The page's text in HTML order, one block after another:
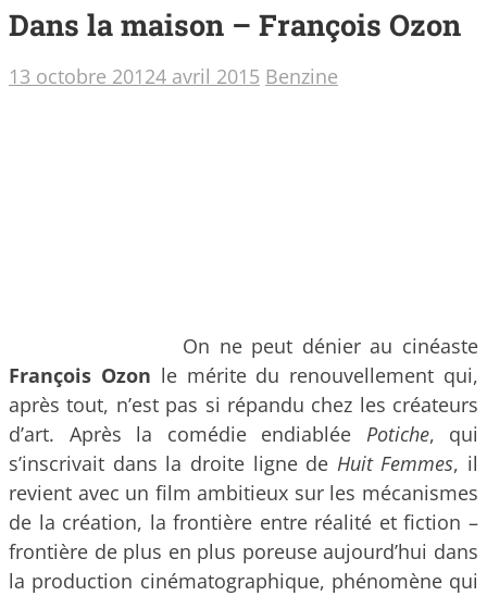
Dans la maison – François Ozon
13 octobre 20124 avril 2015 Benzine
On ne peut dénier au cinéaste
François Ozon le mérite du renouvellement qui,
après tout, n’est pas si répandu chez les créateurs
d’art. Après la comédie endiablée Potiche, qui
s’inscrivait dans la droite ligne de Huit Femmes, il
revient avec un film ambitieux sur les mécanismes
de la création, la frontière entre réalité et fiction –
frontière de plus en plus poreuse aujourd’hui dans
la production cinématographique, phénomène qui